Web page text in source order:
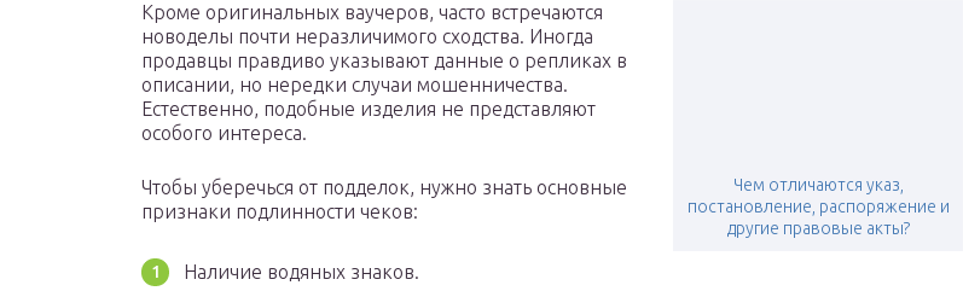
Чем отличаются указ,
постановление, распоряжение и
другие правовые акты?
Кроме оригинальных ваучеров, часто встречаются
новоделы почти неразличимого сходства. Иногда
продавцы правдиво указывают данные о репликах в
описании, но нередки случаи мошенничества.
Естественно, подобные изделия не представляют
особого интереса.
Чтобы уберечься от подделок, нужно знать основные
признаки подлинности чеков:
Наличие водяных знаков.